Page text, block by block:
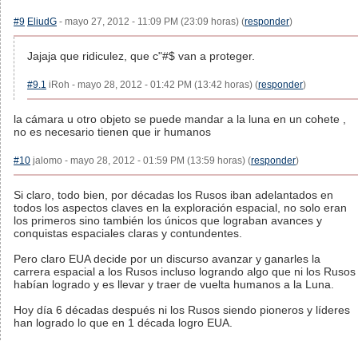
#9 EliudG - mayo 27, 2012 - 11:09 PM (23:09 horas) (responder)
Jajaja que ridiculez, que c"#$ van a proteger.
#9.1 iRoh - mayo 28, 2012 - 01:42 PM (13:42 horas) (responder)
la cámara u otro objeto se puede mandar a la luna en un cohete ,
no es necesario tienen que ir humanos
#10 jalomo - mayo 28, 2012 - 01:59 PM (13:59 horas) (responder)
Si claro, todo bien, por décadas los Rusos iban adelantados en
todos los aspectos claves en la exploración espacial, no solo eran
los primeros sino también los únicos que lograban avances y
conquistas espaciales claras y contundentes.
Pero claro EUA decide por un discurso avanzar y ganarles la
carrera espacial a los Rusos incluso logrando algo que ni los Rusos
habían logrado y es llevar y traer de vuelta humanos a la Luna.
Hoy día 6 décadas después ni los Rusos siendo pioneros y líderes
han logrado lo que en 1 década logro EUA.